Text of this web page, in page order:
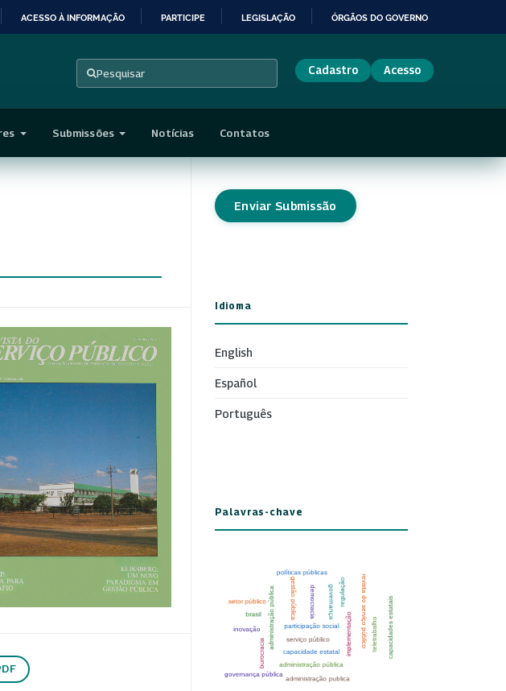
ACESSO À INFORMAÇÃO PARTICIPE LEGISLAÇÃO ÓRGÃOS DO GOVERNO
Pesquisar Cadastro Acesso
Submissões Notícias Contatos
Enviar Submissão
Idioma
English
Español
Português
Palavras-chave